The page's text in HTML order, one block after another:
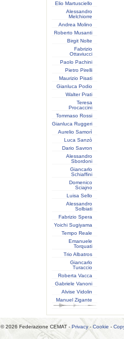
Elio Martusciello
Alessandro
Melchiorre
Andrea Molino
Roberto Musanti
Birgit Nolte
Fabrizio
Ottaviucci
Paolo Pachini
Pietro Pirelli
Maurizio Pisati
Gianluca Podio
Walter Prati
Teresa
Procaccini
Tommaso Rossi
Gianluca Ruggeri
Aurelio Samorì
Luca Sanzò
Dario Savron
Alessandro
Sbordoni
Giancarlo
Schiaffini
Domenico
Sciajno
Luisa Sello
Alessandro
Solbiati
Fabrizio Spera
Yoichi Sugiyama
Tempo Reale
Emanuele
Torquati
Trio Albatros
Giancarlo
Turaccio
Roberta Vacca
Gabriele Vanoni
Alvise Vidolin
Manuel Zigante
© 2026 Federazione CEMAT - Privacy - Cookie -